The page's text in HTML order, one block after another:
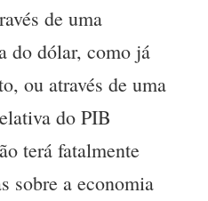
de uma
do dólar, como já
ou através de uma
do PIB
terá fatalmente
sobre a economia